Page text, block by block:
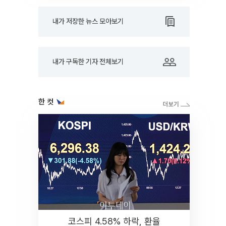
내가 저장한 뉴스 모아보기
내가 구독한 기자 전체보기
한 컷
코스피 4.58% 하락, 환율